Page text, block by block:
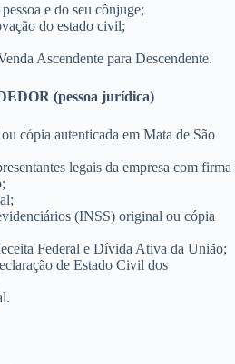
e do seu cônjuge;
do estado civil;
Ascendente para Descendente.
(pessoa jurídica)
cópia autenticada em Mata de São
legais da empresa com firma
(INSS) original ou cópia
Federal e Dívida Ativa da União;
de Estado Civil dos